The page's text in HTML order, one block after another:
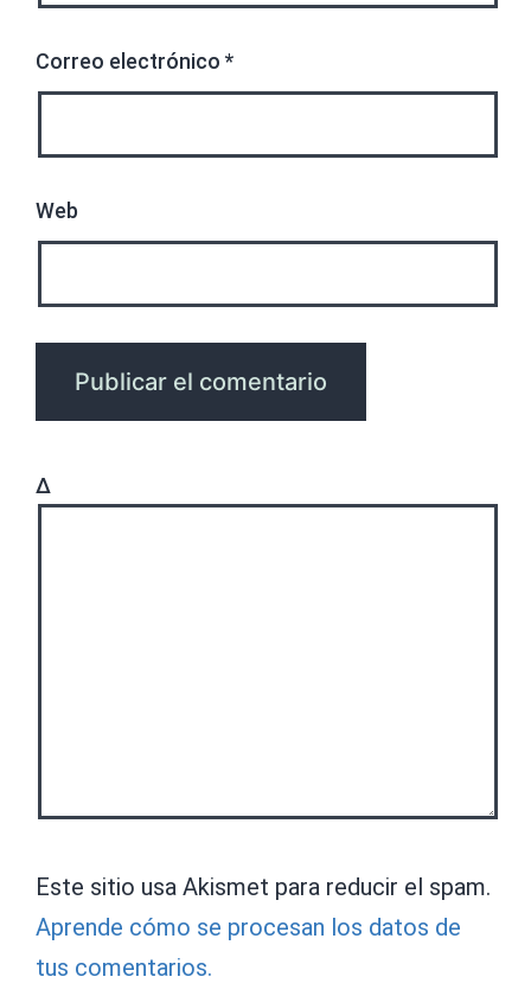
Correo electrónico *
Web
Δ
Este sitio usa Akismet para reducir el spam.
Aprende cómo se procesan los datos de
tus comentarios.